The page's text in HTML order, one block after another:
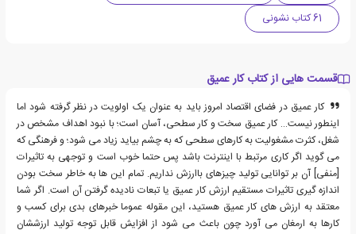
61 کتاب نشونی
قسمت هایی از کتاب کار عمیق
کار عمیق در فضای اقتصاد امروز باید به عنوان یک اولویت در نظر گرفته شود اما
اینطور نیست… کار عمیق سخت و کار سطحی، آسان است؛ با نبود اهداف مشخص در
شغل، کثرت مشغولیت به کارهای سطحی که به چشم بیاید زیاد می شود؛ و فرهنگی که
می گوید اگر کاری مرتبط با اینترنت باشد پس حتما خوب است و توجهی به تاثیرات
[منفی] آن بر توانایی تولید چیزهای باارزش نداریم. تمام این ها به خاطر سخت بودن
اندازه گیری تاثیرات مستقیم ارزش کار عمیق یا تبعات نادیده گرفتن آن است. اگر شما
معتقد به ارزش های کار عمیق هستید، این مقوله عموما خبرهای بدی برای کسب و
کارها به ارمغان می آورد چون باعث می شود از افزایش قابل توجه تولید ارزششان